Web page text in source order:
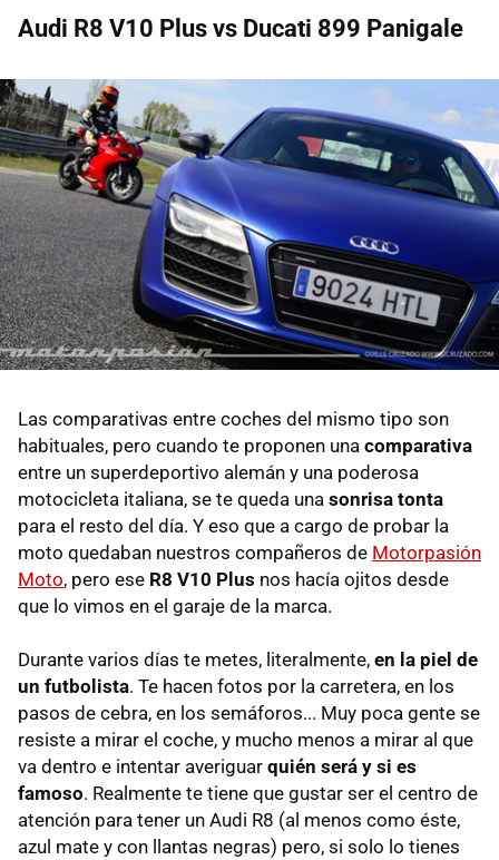
Audi R8 V10 Plus vs Ducati 899 Panigale
Las comparativas entre coches del mismo tipo son
habituales, pero cuando te proponen una comparativa
entre un superdeportivo alemán y una poderosa
motocicleta italiana, se te queda una sonrisa tonta
para el resto del día. Y eso que a cargo de probar la
moto quedaban nuestros compañeros de Motorpasión
Moto, pero ese R8 V10 Plus nos hacía ojitos desde
que lo vimos en el garaje de la marca.
Durante varios días te metes, literalmente, en la piel de
un futbolista. Te hacen fotos por la carretera, en los
pasos de cebra, en los semáforos... Muy poca gente se
resiste a mirar el coche, y mucho menos a mirar al que
va dentro e intentar averiguar quién será y si es
famoso. Realmente te tiene que gustar ser el centro de
atención para tener un Audi R8 (al menos como éste,
azul mate y con llantas negras) pero, si solo lo tienes